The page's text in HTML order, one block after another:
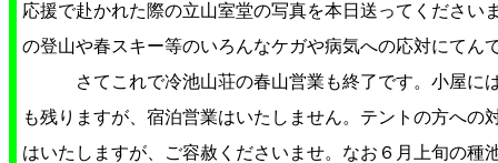
応援で赴かれた際の立山室堂の写真を本日送ってください
の登山や春スキー等のいろんなケガや病気への応対にてん
さてこれで冷池山荘の春山営業も終了です。小屋には
も残りますが、宿泊営業はいたしません。テントの方への
はいたしますが、ご容赦くださいませ。なお６月上旬の種